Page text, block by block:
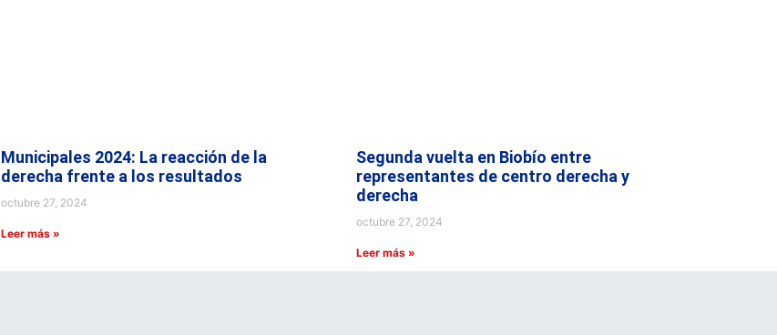
Municipales 2024: La reacción de la
derecha frente a los resultados
octubre 27, 2024
Leer más »
Segunda vuelta en Biobío entre
representantes de centro derecha y
derecha
octubre 27, 2024
Leer más »